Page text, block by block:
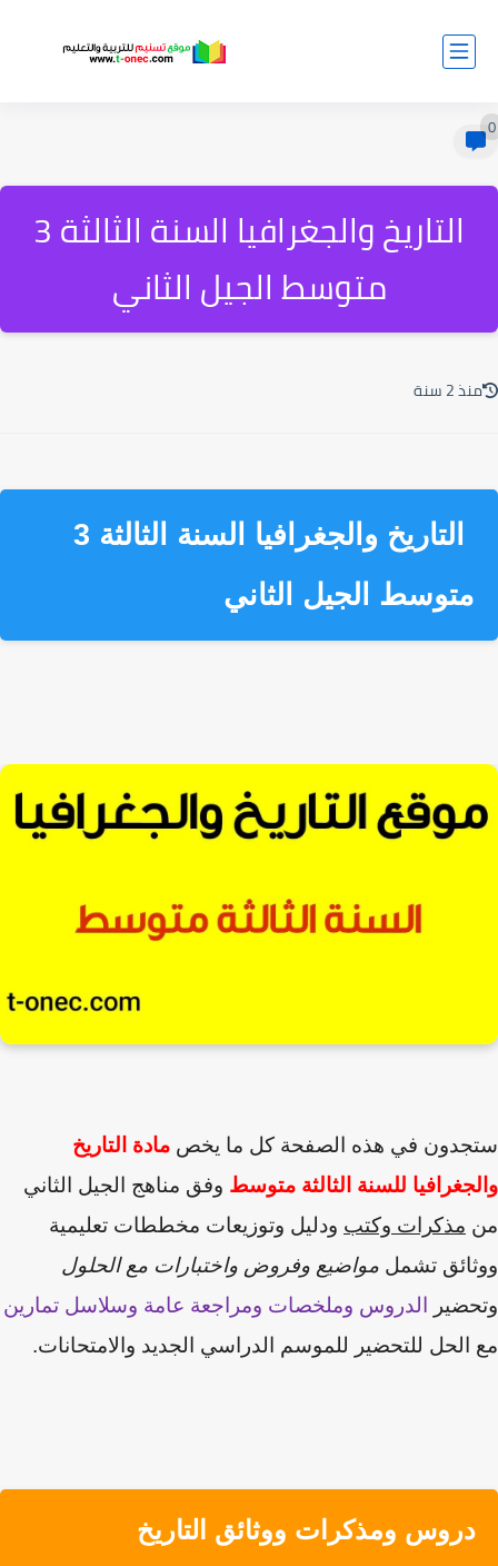
0
التاريخ والجغرافيا السنة الثالثة 3
متوسط الجيل الثاني
منذ 2 سنة
التاريخ والجغرافيا
السنة الثالثة 3
متوسط الجيل الثاني
ستجدون في هذه الصفحة كل ما يخص مادة التاريخ
والجغرافيا للسنة الثالثة متوسط وفق مناهج الجيل الثاني
من مذكرات وكتب ودليل وتوزيعات مخططات تعليمية
ووثائق تشمل مواضيع وفروض واختبارات مع الحلول
وتحضير الدروس وملخصات ومراجعة عامة وسلاسل تمارين
مع الحل للتحضير للموسم الدراسي الجديد والامتحانات.
دروس ومذكرات ووثائق التاريخ